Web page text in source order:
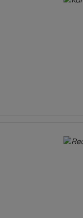
140
150
160
Gesicht